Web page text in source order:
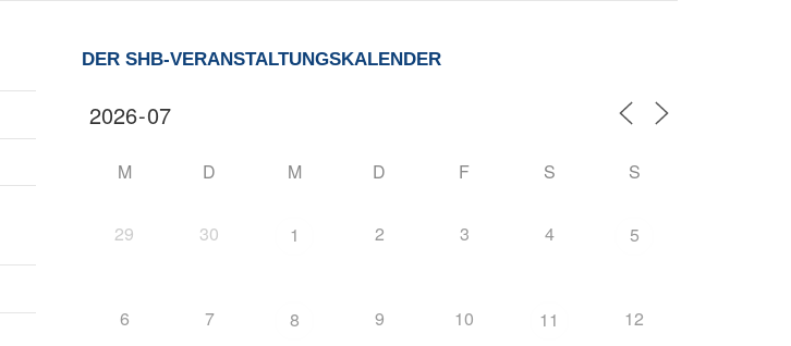
DER SHB-VERANSTALTUNGSKALENDER
M D M D F S S
29 30 1 2 3 4 5
6 7 8 9 10 11 12